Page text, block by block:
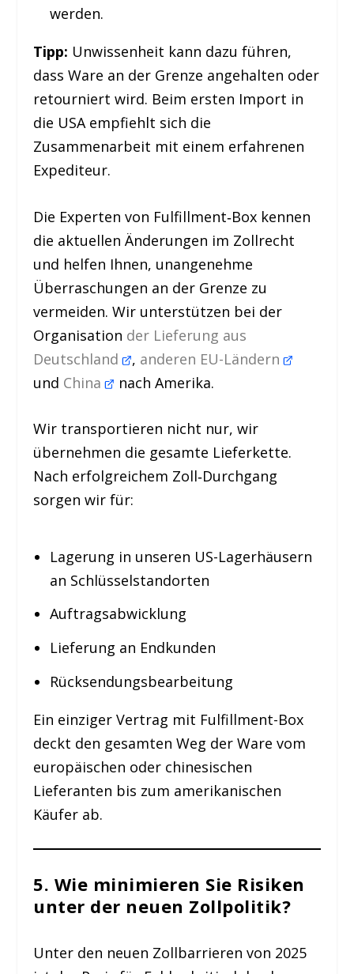
werden.
Tipp: Unwissenheit kann dazu führen,
dass Ware an der Grenze angehalten oder
retourniert wird. Beim ersten Import in
die USA empfiehlt sich die
Zusammenarbeit mit einem erfahrenen
Expediteur.
Die Experten von Fulfillment‑Box kennen
die aktuellen Änderungen im Zollrecht
und helfen Ihnen, unangenehme
Überraschungen an der Grenze zu
vermeiden. Wir unterstützen bei der
Organisation der Lieferung aus
Deutschland , anderen EU-Ländern
und China nach Amerika.
Wir transportieren nicht nur, wir
übernehmen die gesamte Lieferkette.
Nach erfolgreichem Zoll‐Durchgang
sorgen wir für:
Lagerung in unseren US-Lagerhäusern
an Schlüsselstandorten
Auftragsabwicklung
Lieferung an Endkunden
Rücksendungs­bearbeitung
Ein einziger Vertrag mit Fulfillment-Box
deckt den gesamten Weg der Ware vom
europäischen oder chinesischen
Lieferanten bis zum amerikanischen
Käufer ab.
5. Wie minimieren Sie Risiken
unter der neuen Zollpolitik?
Unter den neuen Zollbarrieren von 2025